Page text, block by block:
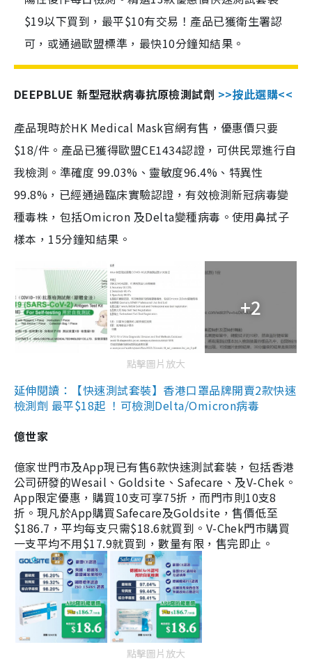
$19以下買到，最平$10有交易！產品已獲衛生署認
可，或通過歐盟標準，最快10分鐘知結果。
DEEPBLUE 新型冠狀病毒抗原檢測試劑 >>按此選購<<
產品現時於HK Medical Mask官網有售，優惠價只要
$18/件。產品已獲得歐盟CE1434認證，可供民眾進行自
我檢測。準確度 99.03%、靈敏度96.4%、特異性
99.8%，已經通過臨床實驗認證，有效檢測新冠病毒變
種毒株，包括Omicron 及Delta變種病毒。使用鼻拭子
樣本，15分鐘知結果。
+2
點擊圖片放大
延伸閱讀：【快速測試套裝】香港口罩品牌開賣2款快速
檢測劑 最平$18起 ！可檢測Delta/Omicron病毒
億世家
億家世門市及App現已有售6款快速測試套裝，包括香港
公司研發的Wesail、Goldsite、Safecare、及V-Chek。
App限定優惠，購買10支可享75折，而門市則10支8
折。現凡於App購買Safecare及Goldsite，售價低至
$186.7，平均每支只需$18.6就買到。V-Chek門市購買
一支平均不用$17.9就買到，數量有限，售完即止。
點擊圖片放大